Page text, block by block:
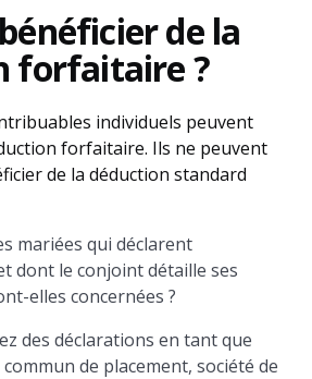
de la
forfaitaire ?
individuels peuvent
forfaitaire. Ils ne peuvent
de la déduction standard
mariées qui déclarent
dont le conjoint détaille ses
elles concernées ?
des déclarations en tant que
de placement, société de